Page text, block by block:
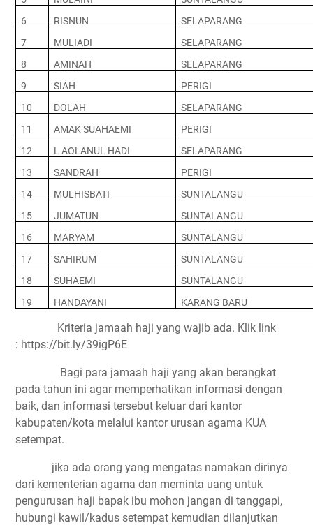
6
RISNUN
SELAPARANG
7
MULIADI
SELAPARANG
8
AMINAH
SELAPARANG
9
SIAH
PERIGI
10
DOLAH
SELAPARANG
11
AMAK SUAHAEMI
PERIGI
12
L AOLANUL HADI
SELAPARANG
13
SANDRAH
PERIGI
14
MULHISBATI
SUNTALANGU
15
JUMATUN
SUNTALANGU
16
MARYAM
SUNTALANGU
17
SAHIRUM
SUNTALANGU
18
SUHAEMI
SUNTALANGU
19
HANDAYANI KARANG BARU
Kriteria jamaah haji yang wajib ada. Klik link
: https://bit.ly/39igP6E
Bagi para jamaah haji yang akan berangkat
pada tahun ini agar memperhatikan informasi dengan
baik, dan informasi tersebut keluar dari kantor
kabupaten/kota melalui kantor urusan agama KUA
setempat.
jika ada orang yang mengatas namakan dirinya
dari kementerian agama dan meminta uang untuk
pengurusan haji bapak ibu mohon jangan di tanggapi,
hubungi kawil/kadus setempat kemudian dilanjutkan